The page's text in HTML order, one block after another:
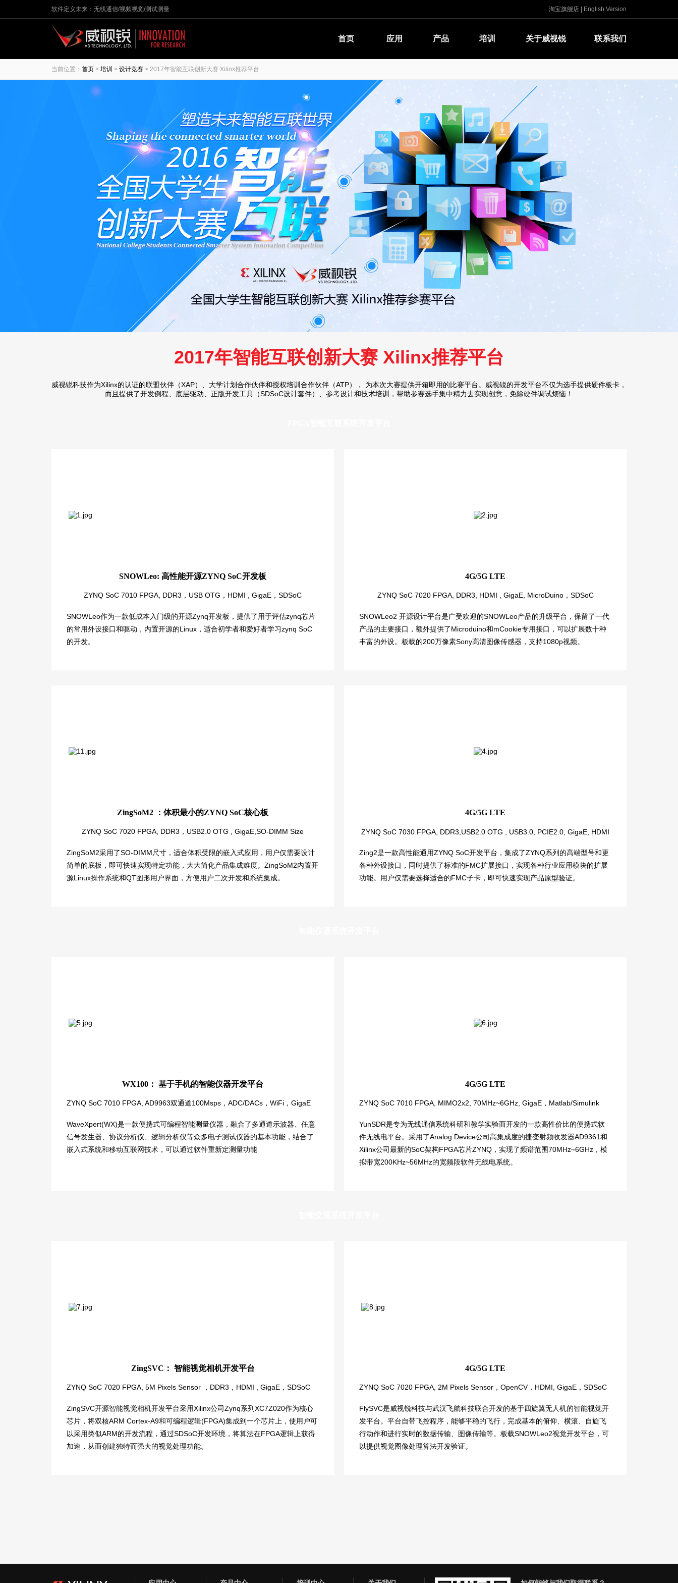
软件定义未来：无线通信/视频视觉/测试测量 淘宝旗舰店 English Version
首页 联系我们
关于威视锐
培训
产品
应用
当前位置： 首页 > 培训 > 设计竞赛 > 2017年智能互联创新大赛 Xilinx推荐平台
2017年智能互联创新大赛 Xilinx推荐平台
威视锐科技作为Xilinx的认证的联盟伙伴（XAP）、大学计划合作伙伴和授权培训合作伙伴（ATP）， 为本次大赛提供开箱即用的比赛平台。威视锐的开发平台不仅为选手提供硬件板卡，
而且提供了开发例程、底层驱动、正版开发工具（SDSoC设计套件）、参考设计和技术培训，帮助参赛选手集中精力去实现创意，免除硬件调试烦恼！
SNOWLeo: 高性能开源ZYNQ SoC开发板
ZYNQ SoC 7010 FPGA, DDR3，USB OTG，HDMI , GigaE，SDSoC
SNOWLeo作为一款低成本入门级的开源Zynq开发板，提供了用于评估zynq芯片
的常用外设接口和驱动，内置开源的Linux，适合初学者和爱好者学习zynq SoC
的开发。
4G/5G LTE
ZYNQ SoC 7020 FPGA, DDR3, HDMI , GigaE, MicroDuino，SDSoC
SNOWLeo2 开源设计平台是广受欢迎的SNOWLeo产品的升级平台，保留了一代
产品的主要接口，额外提供了Microduino和mCookie专用接口，可以扩展数十种
丰富的外设。板载的200万像素Sony高清图像传感器，支持1080p视频。
ZingSoM2 ：体积最小的ZYNQ SoC核心板
ZYNQ SoC 7020 FPGA, DDR3，USB2.0 OTG , GigaE,SO-DIMM Size
ZingSoM2采用了SO-DIMM尺寸，适合体积受限的嵌入式应用，用户仅需要设计
简单的底板，即可快速实现特定功能，大大简化产品集成难度。ZingSoM2内置开
源Linux操作系统和QT图形用户界面，方便用户二次开发和系统集成。
4G/5G LTE
ZYNQ SoC 7030 FPGA, DDR3,USB2.0 OTG , USB3.0, PCIE2.0, GigaE, HDMI
Zing2是一款高性能通用ZYNQ SoC开发平台，集成了ZYNQ系列的高端型号和更
各种外设接口，同时提供了标准的FMC扩展接口，实现各种行业应用模块的扩展
功能。用户仅需要选择适合的FMC子卡，即可快速实现产品原型验证。
WX100： 基于手机的智能仪器开发平台
ZYNQ SoC 7010 FPGA, AD9963双通道100Msps，ADC/DACs，WiFi，GigaE
WaveXpert(WX)是一款便携式可编程智能测量仪器，融合了多通道示波器、任意
信号发生器、协议分析仪、逻辑分析仪等众多电子测试仪器的基本功能，结合了
嵌入式系统和移动互联网技术，可以通过软件重新定测量功能
4G/5G LTE
ZYNQ SoC 7010 FPGA, MIMO2x2, 70MHz~6GHz, GigaE，Matlab/Simulink
YunSDR是专为无线通信系统科研和教学实验而开发的一款高性价比的便携式软
件无线电平台。采用了Analog Device公司高集成度的捷变射频收发器AD9361和
Xilinx公司最新的SoC架构FPGA芯片ZYNQ，实现了频谱范围70MHz~6GHz，模
拟带宽200KHz~56MHz的宽频段软件无线电系统。
ZingSVC： 智能视觉相机开发平台
ZYNQ SoC 7020 FPGA, 5M Pixels Sensor ，DDR3，HDMI , GigaE，SDSoC
ZingSVC开源智能视觉相机开发平台采用Xilinx公司Zynq系列XC7Z020作为核心
芯片，将双核ARM Cortex-A9和可编程逻辑(FPGA)集成到一个芯片上，使用户可
以采用类似ARM的开发流程，通过SDSoC开发环境，将算法在FPGA逻辑上获得
加速，从而创建独特而强大的视觉处理功能。
4G/5G LTE
ZYNQ SoC 7020 FPGA, 2M Pixels Sensor，OpenCV，HDMI, GigaE，SDSoC
FlySVC是威视锐科技与武汉飞航科技联合开发的基于四旋翼无人机的智能视觉开
发平台。平台自带飞控程序，能够平稳的飞行，完成基本的俯仰、横滚、自旋飞
行动作和进行实时的数据传输、图像传输等。板载SNOWLeo2视觉开发平台，可
以提供视觉图像处理算法开发验证。